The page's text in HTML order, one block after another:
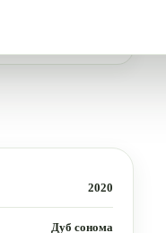
2020
Дуб сонома